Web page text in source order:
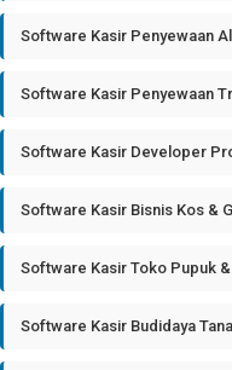
Software Kasir Penyewaan
Software Kasir Penyewaan
Software Kasir Developer
Software Kasir Bisnis Kos &
Software Kasir Toko Pupuk
Software Kasir Budidaya